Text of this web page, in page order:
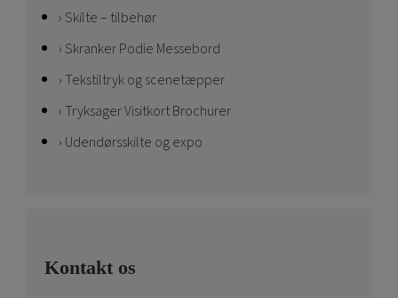
Skilte – tilbehør
Skranker Podie Messebord
Tekstiltryk og scenetæpper
Tryksager Visitkort Brochurer
Udendørsskilte og expo
Kontakt os